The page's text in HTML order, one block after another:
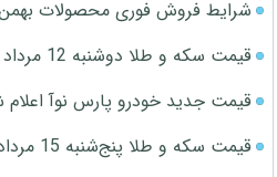
شرایط فروش فوری محصولات بهمن
قیمت سکه و طلا دوشنبه 12 مرداد 1405
قیمت جدید خودرو پارس نوآ اعلام شد
قیمت سکه و طلا پنج‌شنبه 15 مرداد 1405